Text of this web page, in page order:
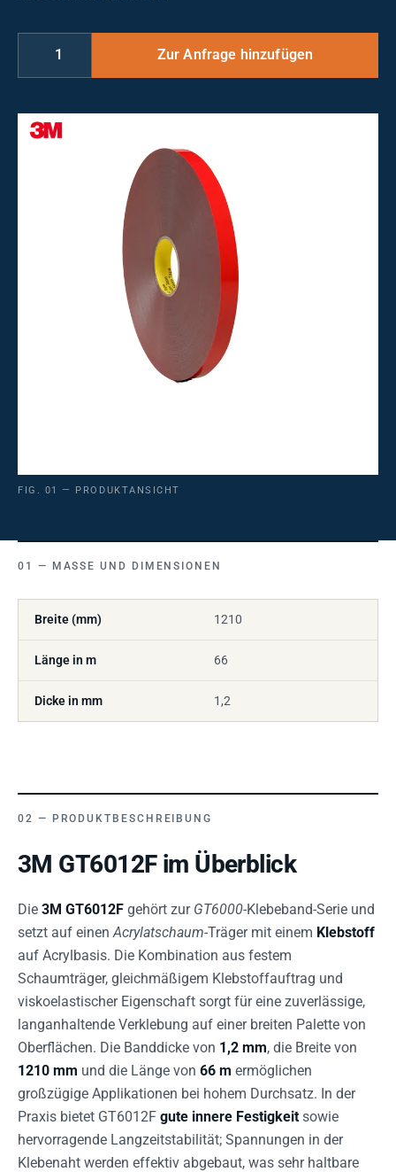
FIG. 01 — PRODUKTANSICHT
MASSE UND DIMENSIONEN
Breite (mm) 1210
Länge in m 66
Dicke in mm 1,2
PRODUKTBESCHREIBUNG
3M GT6012F im Überblick
Die 3M GT6012F gehört zur GT6000-Klebeband-Serie und
setzt auf einenAcrylatschaum-Träger mit einem Klebstoff
auf Acrylbasis. Die Kombination aus festem
Schaumträger, gleichmäßigem Klebstoffauftrag und
viskoelastischer Eigenschaft sorgt für eine zuverlässige,
langanhaltende Verklebung auf einer breiten Palette von
Oberflächen. Die Banddicke von 1,2 mm, die Breite von
1210 mm und die Länge von 66 m ermöglichen
großzügige Applikationen bei hohem Durchsatz. In der
Praxis bietet GT6012F gute innere Festigkeit sowie
hervorragende Langzeitstabilität; Spannungen in der
Klebenaht werden effektiv abgebaut, was sehr haltbare